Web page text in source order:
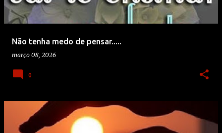
Não tenha medo de pensar.....
março 08, 2026
0